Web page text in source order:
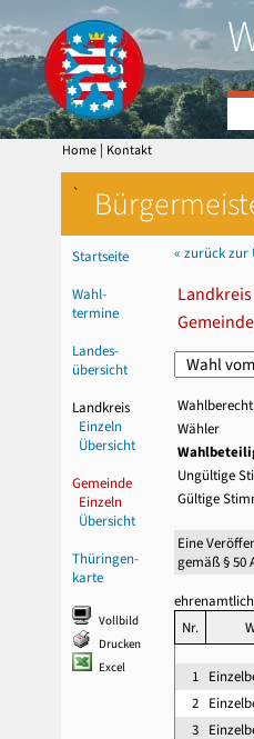
Home | Kontakt
`
Startseite
Wahl-
termine
Landes-
übersicht
Landkreis
Einzeln
Übersicht
Gemeinde
Einzeln
Übersicht
Thüringen-
karte
Vollbild
Drucken
Excel
« zurück zur
Landkreis
Gemeinde
Wähler
Ungültige
Gültige
Eine
gemäß §
ehrenamtlich
Nr.
1
2
3